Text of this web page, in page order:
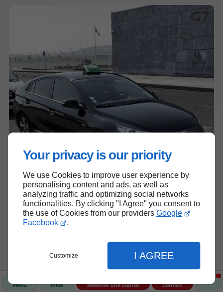
Your privacy is our priority
We use Cookies to improve user experience by
personalising content and ads, as well as
analyzing traffic and optimizing social networks
functionalities. By clicking "I Agree" you consent to
the use of Cookies from our providers Google
Facebook
.
Customize I AGREE
Menu Infos Réserver une course Contact